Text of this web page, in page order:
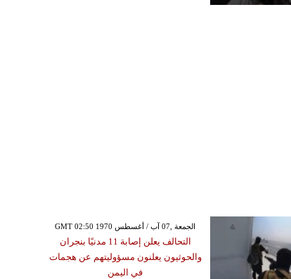
GMT 02:50 1970 الجمعة ,07 آب / أغسطس
التحالف يعلن إصابة 11 مدنيًا بنجران
والحوثيون يعلنون مسؤوليتهم عن هجمات
في اليمن